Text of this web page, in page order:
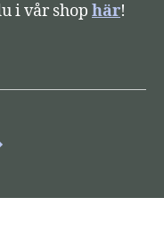
i vår shop här!